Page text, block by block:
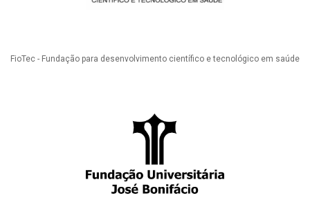
FioTec - Fundação para desenvolvimento científico e tecnológico em saúde